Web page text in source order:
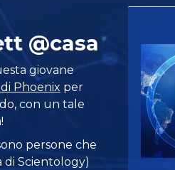
@casa
giovane
Phoenix per
con un tale
persone che
di Scientology)